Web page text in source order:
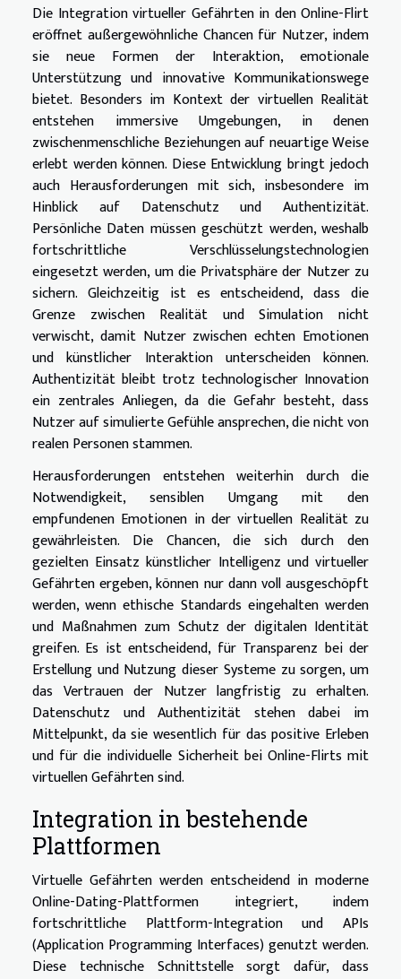
Die Integration virtueller Gefährten in den Online-Flirt
eröffnet außergewöhnliche Chancen für Nutzer, indem
sie neue Formen der Interaktion, emotionale
Unterstützung und innovative Kommunikationswege
bietet. Besonders im Kontext der virtuellen Realität
entstehen immersive Umgebungen, in denen
zwischenmenschliche Beziehungen auf neuartige Weise
erlebt werden können. Diese Entwicklung bringt jedoch
auch Herausforderungen mit sich, insbesondere im
Hinblick auf Datenschutz und Authentizität.
Persönliche Daten müssen geschützt werden, weshalb
fortschrittliche Verschlüsselungstechnologien
eingesetzt werden, um die Privatsphäre der Nutzer zu
sichern. Gleichzeitig ist es entscheidend, dass die
Grenze zwischen Realität und Simulation nicht
verwischt, damit Nutzer zwischen echten Emotionen
und künstlicher Interaktion unterscheiden können.
Authentizität bleibt trotz technologischer Innovation
ein zentrales Anliegen, da die Gefahr besteht, dass
Nutzer auf simulierte Gefühle ansprechen, die nicht von
realen Personen stammen.
Herausforderungen entstehen weiterhin durch die
Notwendigkeit, sensiblen Umgang mit den
empfundenen Emotionen in der virtuellen Realität zu
gewährleisten. Die Chancen, die sich durch den
gezielten Einsatz künstlicher Intelligenz und virtueller
Gefährten ergeben, können nur dann voll ausgeschöpft
werden, wenn ethische Standards eingehalten werden
und Maßnahmen zum Schutz der digitalen Identität
greifen. Es ist entscheidend, für Transparenz bei der
Erstellung und Nutzung dieser Systeme zu sorgen, um
das Vertrauen der Nutzer langfristig zu erhalten.
Datenschutz und Authentizität stehen dabei im
Mittelpunkt, da sie wesentlich für das positive Erleben
und für die individuelle Sicherheit bei Online-Flirts mit
virtuellen Gefährten sind.
Integration in bestehende
Plattformen
Virtuelle Gefährten werden entscheidend in moderne
Online-Dating-Plattformen integriert, indem
fortschrittliche Plattform-Integration und APIs
(Application Programming Interfaces) genutzt werden.
Diese technische Schnittstelle sorgt dafür, dass